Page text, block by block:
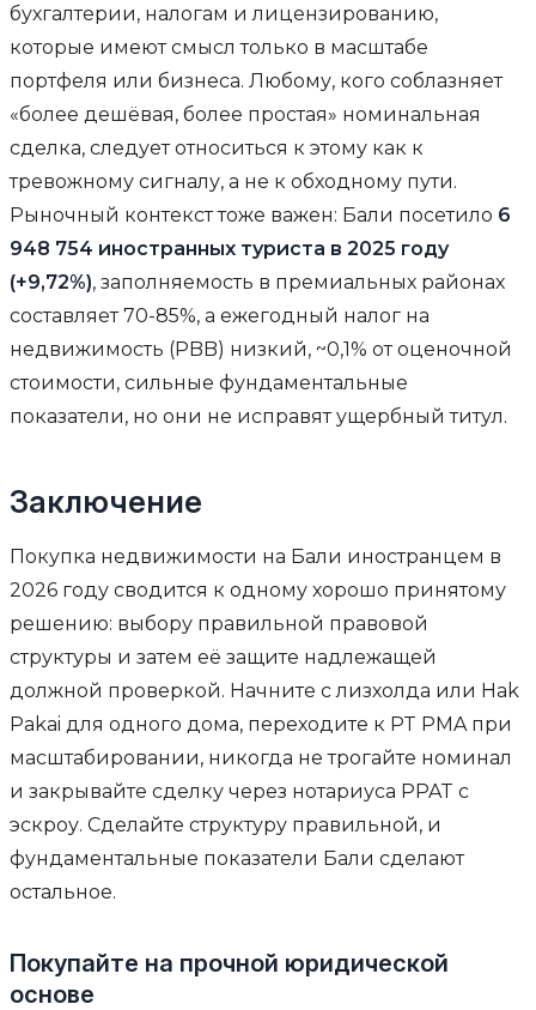
бухгалтерии, налогам и лицензированию,
которые имеют смысл только в масштабе
портфеля или бизнеса. Любому, кого соблазняет
«более дешёвая, более простая» номинальная
сделка, следует относиться к этому как к
тревожному сигналу, а не к обходному пути.
Рыночный контекст тоже важен: Бали посетило 6
948 754 иностранных туриста в 2025 году
(+9,72%), заполняемость в премиальных районах
составляет 70-85%, а ежегодный налог на
недвижимость (PBB) низкий, ~0,1% от оценочной
стоимости, сильные фундаментальные
показатели, но они не исправят ущербный титул.
Заключение
Покупка недвижимости на Бали иностранцем в
2026 году сводится к одному хорошо принятому
решению: выбору правильной правовой
структуры и затем её защите надлежащей
должной проверкой. Начните с лизхолда или Hak
Pakai для одного дома, переходите к PT PMA при
масштабировании, никогда не трогайте номинал
и закрывайте сделку через нотариуса PPAT с
эскроу. Сделайте структуру правильной, и
фундаментальные показатели Бали сделают
остальное.
Покупайте на прочной юридической
основе